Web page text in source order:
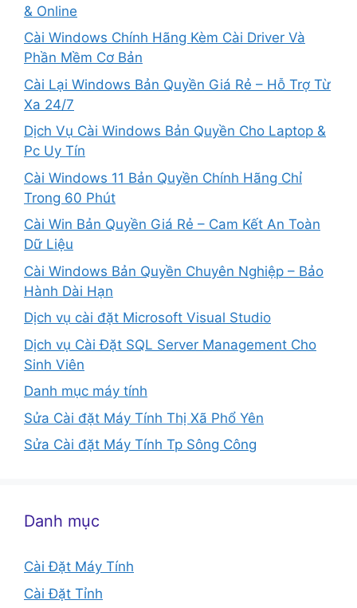
& Online
Cài Windows Chính Hãng Kèm Cài Driver Và
Phần Mềm Cơ Bản
Cài Lại Windows Bản Quyền Giá Rẻ – Hỗ Trợ Từ
Xa 24/7
Dịch Vụ Cài Windows Bản Quyền Cho Laptop &
Pc Uy Tín
Cài Windows 11 Bản Quyền Chính Hãng Chỉ
Trong 60 Phút
Cài Win Bản Quyền Giá Rẻ – Cam Kết An Toàn
Dữ Liệu
Cài Windows Bản Quyền Chuyên Nghiệp – Bảo
Hành Dài Hạn
Dịch vụ cài đặt Microsoft Visual Studio
Dịch vụ Cài Đặt SQL Server Management Cho
Sinh Viên
Danh mục máy tính
Sửa Cài đặt Máy Tính Thị Xã Phổ Yên
Sửa Cài đặt Máy Tính Tp Sông Công
Danh mục
Cài Đặt Máy Tính
Cài Đặt Tỉnh